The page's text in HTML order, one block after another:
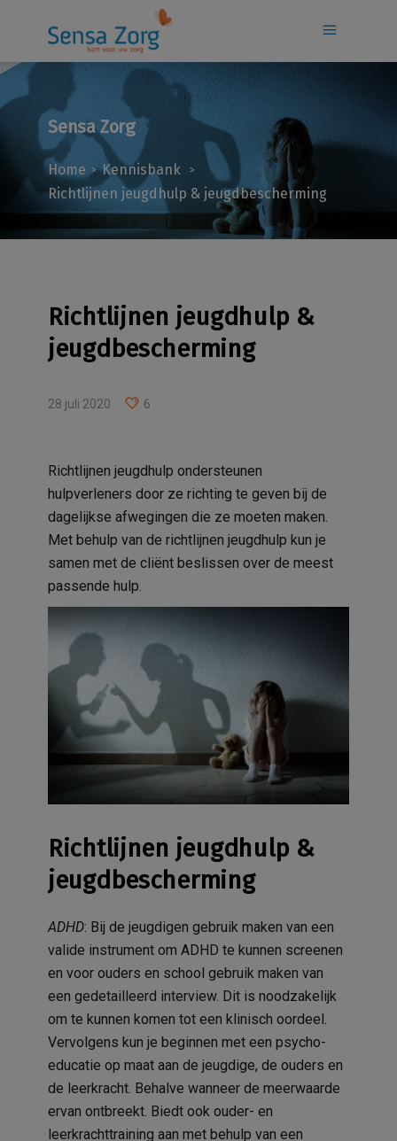
Sensa Zorg
Home >Kennisbank >
Richtlijnen jeugdhulp & jeugdbescherming
Richtlijnen jeugdhulp &
jeugdbescherming
28 juli 2020 6
Richtlijnen jeugdhulp ondersteunen
hulpverleners door ze richting te geven bij de
dagelijkse afwegingen die ze moeten maken.
Met behulp van de richtlijnen jeugdhulp kun je
samen met de cliënt beslissen over de meest
passende hulp.
Richtlijnen jeugdhulp &
jeugdbescherming
ADHD: Bij de jeugdigen gebruik maken van een
valide instrument om ADHD te kunnen screenen
en voor ouders en school gebruik maken van
een gedetailleerd interview. Dit is noodzakelijk
om te kunnen komen tot een klinisch oordeel.
Vervolgens kun je beginnen met een psycho-
educatie op maat aan de jeugdige, de ouders en
de leerkracht. Behalve wanneer de meerwaarde
ervan ontbreekt. Biedt ook ouder- en
leerkrachttraining aan met behulp van een